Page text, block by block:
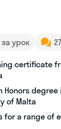
за урок
certificate
Honors degree
of Malta
for a range of